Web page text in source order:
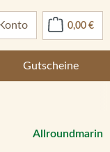
0,00 €
Gutscheine
Allroundmarin